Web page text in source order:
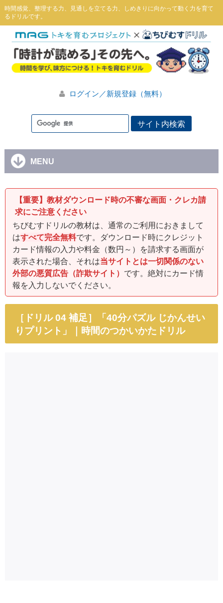
時間感覚、整理する力、見通しを立てる力、しめきりに向かって動く力を育て
るドリルです。
ログイン／新規登録（無料）
MENU
【重要】教材ダウンロード時の不審な画面・クレカ請
求にご注意ください
ちびむすドリルの教材は、通常のご利用におきまして
はすべて完全無料です。ダウンロード時にクレジット
カード情報の入力や料金（数円～）を請求する画面が
表示された場合、それは当サイトとは一切関係のない
外部の悪質広告（詐欺サイト） です。絶対にカード情
報を入力しないでください。
［ドリル 04 補足］「40分パズル じかんせい
りプリント」｜時間のつかいかたドリル